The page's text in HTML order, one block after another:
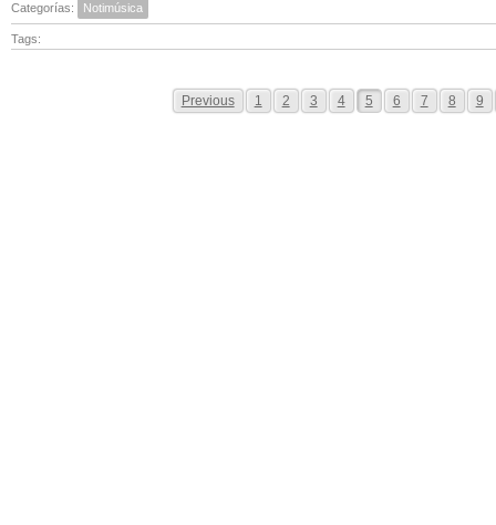
Categorías: Notimúsica
Tags:
Previous 1 2 3 4 5 6 7 8 9